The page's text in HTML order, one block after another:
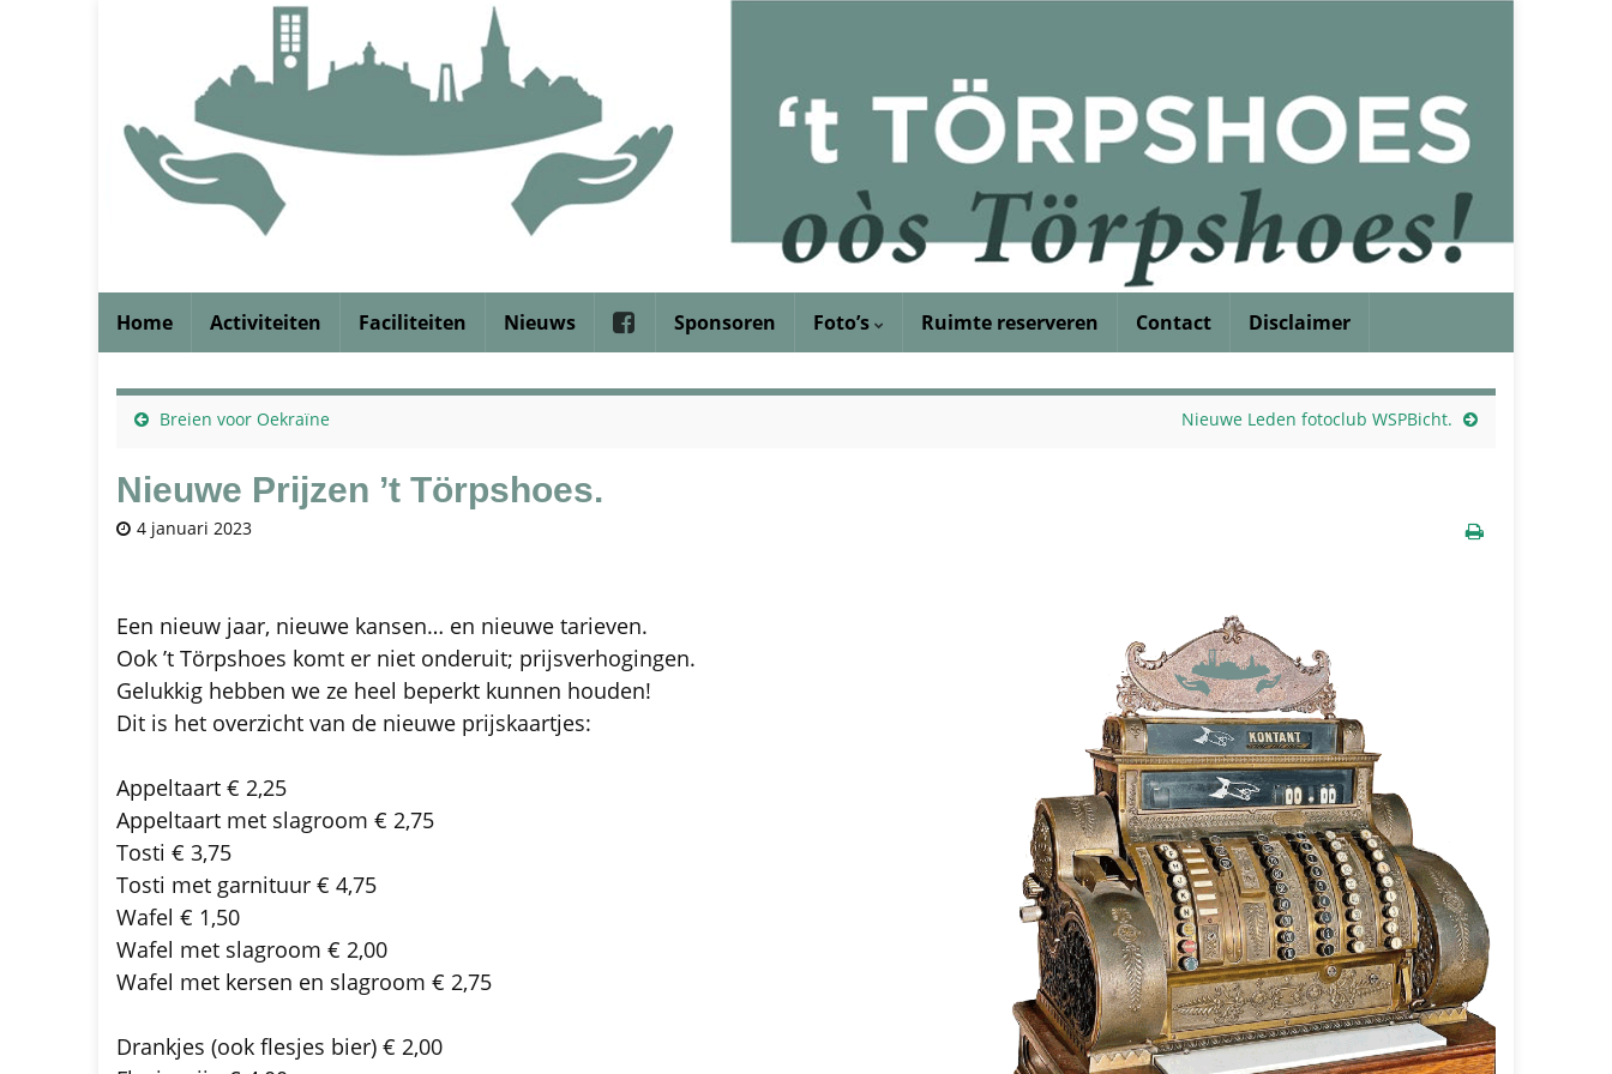
Home Activiteiten Faciliteiten Nieuws Sponsoren Foto’s Ruimte reserveren Contact Disclaimer
Breien voor Oekraïne Nieuwe Leden fotoclub WSPBicht.
Nieuwe Prijzen ’t Törpshoes.
4 januari 2023
Een nieuw jaar, nieuwe kansen… en nieuwe tarieven.
Ook ’t Törpshoes komt er niet onderuit; prijsverhogingen.
Gelukkig hebben we ze heel beperkt kunnen houden!
Dit is het overzicht van de nieuwe prijskaartjes:
Appeltaart € 2,25
Appeltaart met slagroom € 2,75
Tosti € 3,75
Tosti met garnituur € 4,75
Wafel € 1,50
Wafel met slagroom € 2,00
Wafel met kersen en slagroom € 2,75
Drankjes (ook flesjes bier) € 2,00